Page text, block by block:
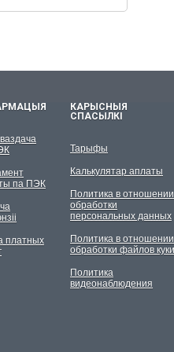
па ПЭК
платных
КАРЫСНЫЯ
СПАСЫЛКІ
Тарыфы
Калькулятар аплаты
Политика в отношении
обработки
персональных данных
Политика в отношении
обработки файлов куки
Политика
видеонаблюдения